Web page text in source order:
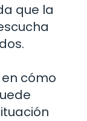
que la
cómo